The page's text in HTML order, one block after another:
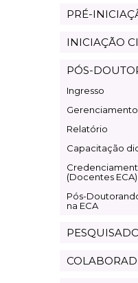
PRÉ-
INICIAÇÃO
PÓS-
Ingresso
Gerenciamento
Relatório
Capacitação
(Docentes ECA)
Pós-
na ECA